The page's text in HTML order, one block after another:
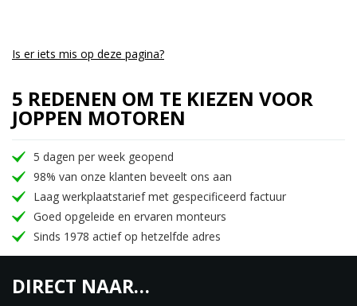
Is er iets mis op deze pagina?
5 REDENEN OM TE KIEZEN VOOR
JOPPEN MOTOREN
5 dagen per week geopend
98% van onze klanten beveelt ons aan
Laag werkplaatstarief met gespecificeerd factuur
Goed opgeleide en ervaren monteurs
Sinds 1978 actief op hetzelfde adres
DIRECT NAAR…